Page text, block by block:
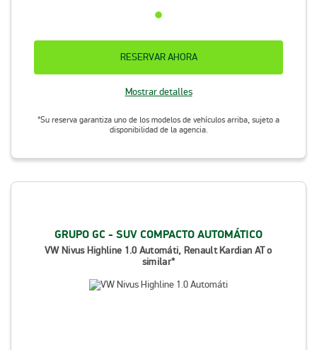
RESERVAR AHORA
Mostrar detalles
*Su reserva garantiza uno de los modelos de vehículos arriba, sujeto a
disponibilidad de la agencia.
GRUPO GC - SUV COMPACTO AUTOMÁTICO
VW Nivus Highline 1.0 Automáti, Renault Kardian AT o
similar*